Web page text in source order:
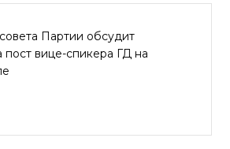
Партии обсудит
пост вице-спикера ГД на